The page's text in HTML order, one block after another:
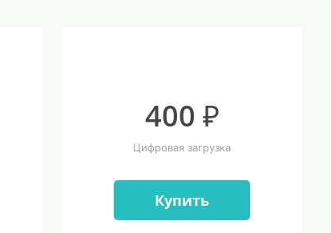
400 ₽
Цифровая загрузка
Купить